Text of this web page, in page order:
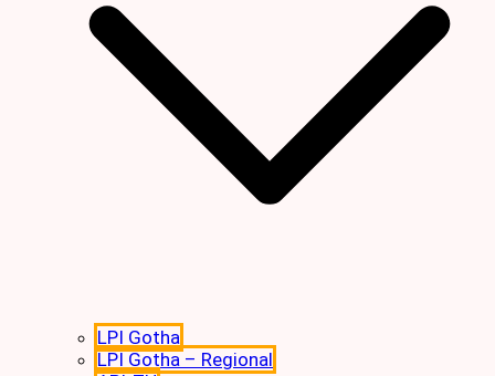
LPI Gotha
LPI Gotha – Regional